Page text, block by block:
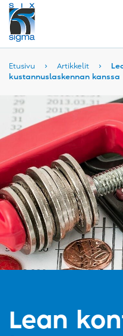
Etusivu › Artikkelit ›
kustannuslaskennan kanssa
Lean